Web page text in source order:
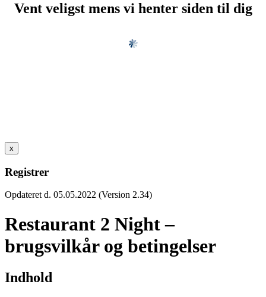
Vent veligst mens vi henter siden til dig
x
Registrer
Opdateret d. 05.05.2022 (Version 2.34)
Restaurant 2 Night –
brugsvilkår og betingelser
Indhold